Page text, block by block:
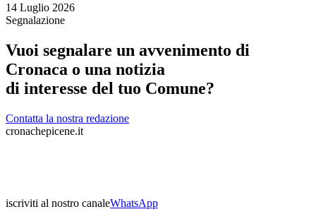
14 Luglio 2026
Segnalazione
Vuoi segnalare un avvenimento di
Cronaca o una notizia
di interesse del tuo Comune?
Contatta la nostra redazione
cronachepicene.it
iscriviti al nostro canaleWhatsApp